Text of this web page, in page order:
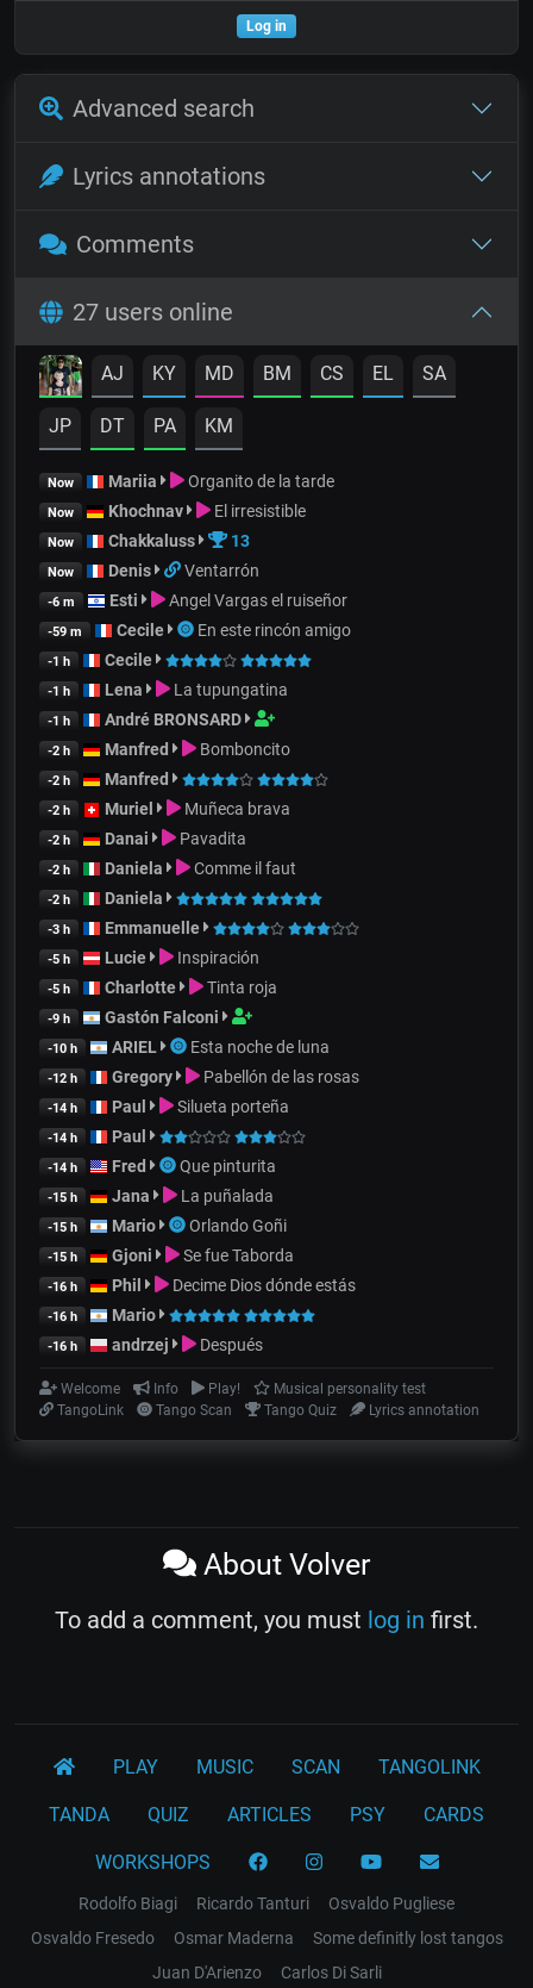
Log in
Advanced search
Lyrics annotations
Comments
27 users online
AJ KY MD BM CS EL SA
JP DT PA KM
Now Mariia Organito de la tarde
Now Khochnav El irresistible
Now Chakkaluss 13
Now Denis Ventarrón
-6 m Esti Angel Vargas el ruiseñor
-59 m Cecile En este rincón amigo
-1 h Cecile
-1 h Lena La tupungatina
-1 h André BRONSARD
-2 h Manfred Bomboncito
-2 h Manfred
-2 h Muriel Muñeca brava
-2 h Danai Pavadita
-2 h Daniela Comme il faut
-2 h Daniela
-3 h Emmanuelle
-5 h Lucie Inspiración
-5 h Charlotte Tinta roja
-9 h Gastón Falconi
-10 h ARIEL Esta noche de luna
-12 h Gregory Pabellón de las rosas
-14 h Paul Silueta porteña
-14 h Paul
-14 h Fred Que pinturita
-15 h Jana La puñalada
-15 h Mario Orlando Goñi
-15 h Gjoni Se fue Taborda
-16 h Phil Decime Dios dónde estás
-16 h Mario
-16 h andrzej Después
Welcome Info Play!
Musical personality test
TangoLink
Tango Scan Tango Quiz Lyrics annotation
About Volver
To add a comment, you must log in first.
PLAY MUSIC SCAN TANGOLINK
TANDA QUIZ ARTICLES PSY CARDS
WORKSHOPS
Rodolfo Biagi Ricardo Tanturi
Osvaldo Pugliese
Osvaldo Fresedo
Osmar Maderna
Some definitly lost tangos
Juan D'Arienzo
Carlos Di Sarli